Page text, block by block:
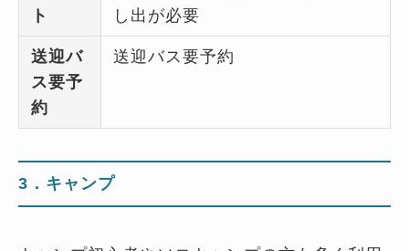
ト
し出が必要
送迎バ
ス要予
約
送迎バス要予約
3．キャンプ